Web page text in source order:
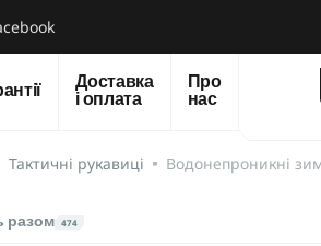
Доставка
і оплата
Про
нас
Тактичні рукавиці Водонепроникні
разом 474